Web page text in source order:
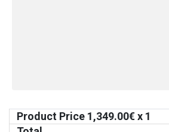
Product Price 1,349.00€ x 1